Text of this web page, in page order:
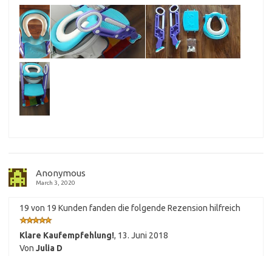
Anonymous
March 3, 2020
19 von 19 Kunden fanden die folgende Rezension hilfreich
Klare Kaufempfehlung!, 13. Juni 2018
Von Julia D